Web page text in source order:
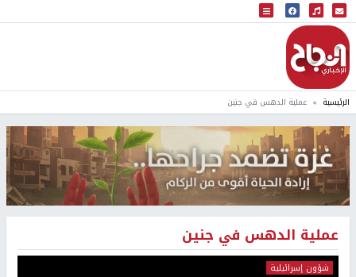
البث المباشر
إذاعة النجاح
الرئيسية عملية الدهس في جنين
عملية الدهس في جنين
شؤون إسرائيلية